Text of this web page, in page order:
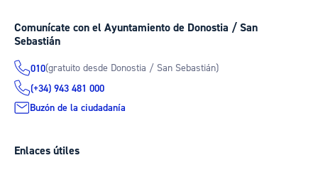
Comunícate con el Ayuntamiento de Donostia / San
Sebastián
010(gratuito desde Donostia / San Sebastián)
(+34) 943 481 000
Buzón de la ciudadanía
Enlaces útiles